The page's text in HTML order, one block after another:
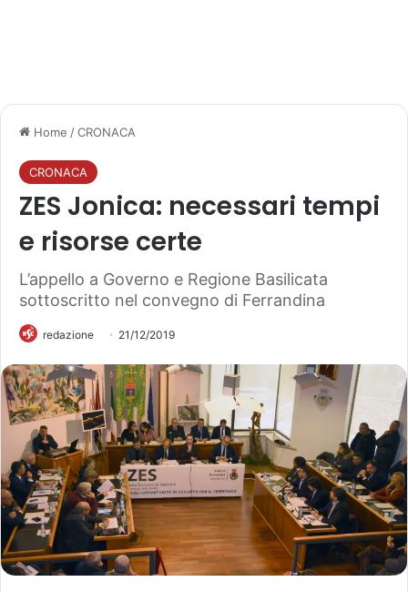
Home /CRONACA
CRONACA
ZES Jonica: necessari tempi
e risorse certe
L’appello a Governo e Regione Basilicata
sottoscritto nel convegno di Ferrandina
redazione 21/12/2019